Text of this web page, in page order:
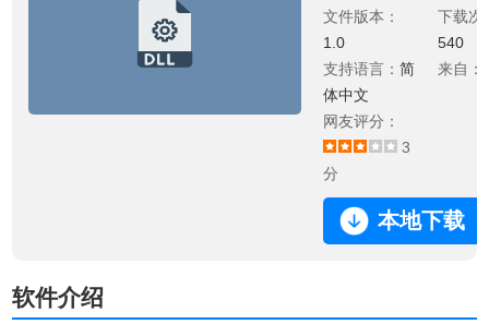
文件版本：
1.0
支持语言：简
体中文
网友评分：
3
分
下载次
540
来自：
本地下载
软件介绍